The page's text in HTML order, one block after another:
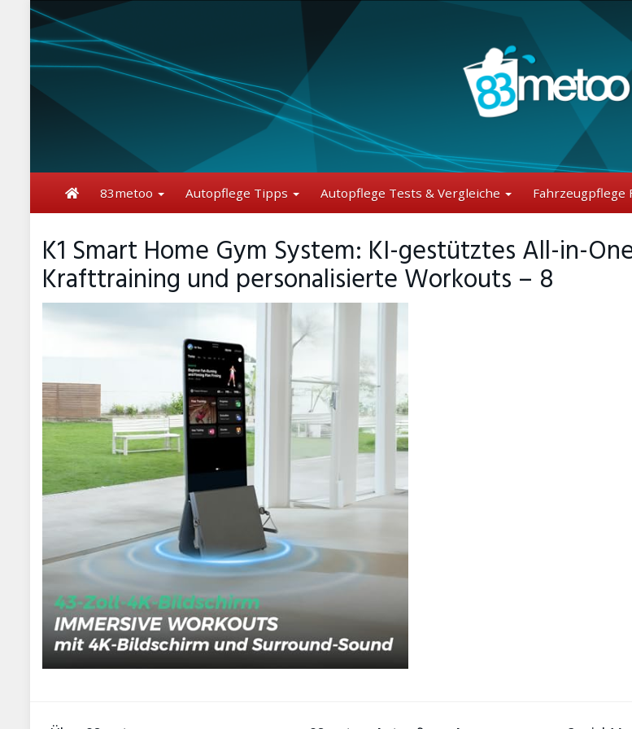
content
83metoo Autopflege Tipps Autopflege Tests & Vergleiche Fahrzeugpflege
K1 Smart Home Gym System: KI-gestütztes All-in-
Krafttraining und personalisierte Workouts – 8